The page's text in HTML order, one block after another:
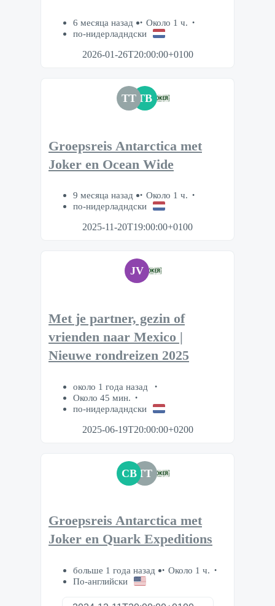
6 месяца назад
Около 1 ч.
по-нидерладндски
2026-01-26T20:00:00+0100
TT TB
Groepsreis Antarctica met
Joker en Ocean Wide
9 месяца назад
Около 1 ч.
по-нидерладндски
2025-11-20T19:00:00+0100
JV
Met je partner, gezin of
vrienden naar Mexico |
Nieuwe rondreizen 2025
около 1 года назад
Около 45 мин.
по-нидерладндски
2025-06-19T20:00:00+0200
CB TT
Groepsreis Antarctica met
Joker en Quark Expeditions
больше 1 года назад
Около 1 ч.
По-английски